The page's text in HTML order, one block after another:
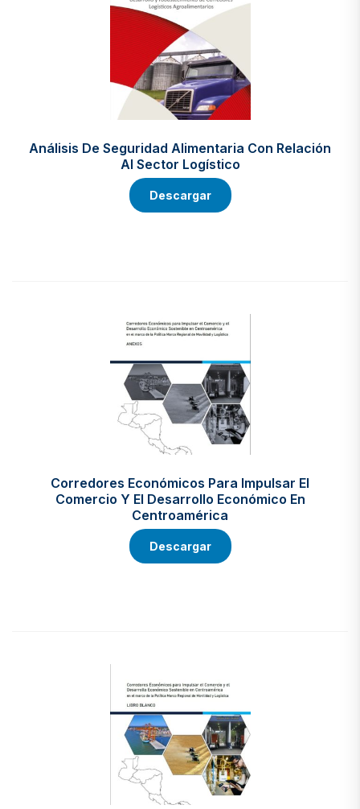
Análisis De Seguridad Alimentaria Con Relación
Al Sector Logístico
Descargar
Corredores Económicos Para Impulsar El
Comercio Y El Desarrollo Económico En
Centroamérica
Descargar